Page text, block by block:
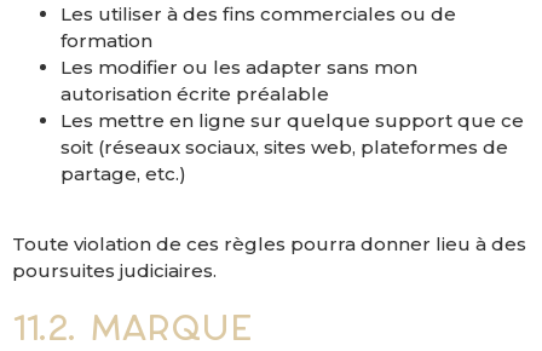
Les utiliser à des fins commerciales ou de
formation
Les modifier ou les adapter sans mon
autorisation écrite préalable
Les mettre en ligne sur quelque support que ce
soit (réseaux sociaux, sites web, plateformes de
partage, etc.)
Toute violation de ces règles pourra donner lieu à des
poursuites judiciaires.
11.2. Marque